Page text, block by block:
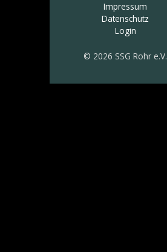
Impressum
Datenschutz
Login
© 2026 SSG Rohr e.V.